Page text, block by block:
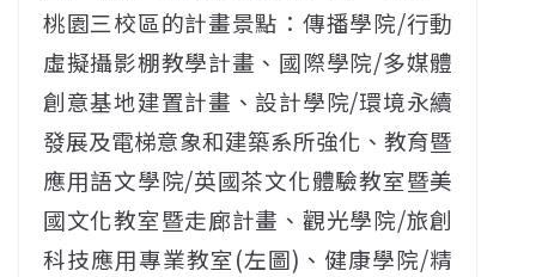
桃園三校區的計畫景點：傳播學院/行動
虛擬攝影棚教學計畫、國際學院/多媒體
創意基地建置計畫、設計學院/環境永續
發展及電梯意象和建築系所強化、教育暨
應用語文學院/英國茶文化體驗教室暨美
國文化教室暨走廊計畫、觀光學院/旅創
科技應用專業教室(左圖)、健康學院/精